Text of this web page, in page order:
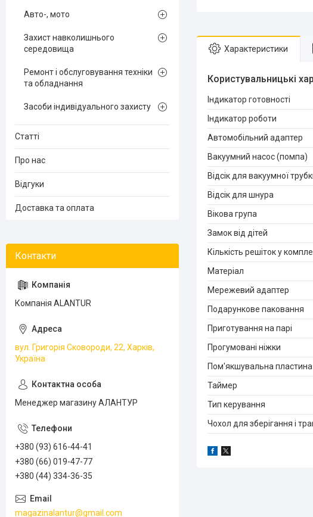
Характеристики
Користувальницькі
Індикатор готовності
Індикатор роботи
Автомобільний адаптер
Вакуумний насос (помпа)
Відсік для вакуумної
Відсік для шнура
Вікова група
Замок від дітей
Кількість решіток у
Матеріал
Мережевий адаптер
Подарункове паковання
Приготування на парі
Прогумовані ніжки
Пом'якшувальна пластина
Таймер
Тип керування
Чохол для зберігання і
Авто-, мото
Захист навколишнього
середовища
Ремонт і обслуговування техніки
та обладнання
Засоби індивідуального захисту
Статті
Про нас
Відгуки
Доставка та оплата
Компанія ALANTUR
вул. Григорія Сковороди, 22, Харків,
Україна
Менеджер магазину АЛАНТУР
+380 (93) 616-44-41
+380 (66) 019-47-77
+380 (44) 334-36-35
magazinalantur@gmail.com